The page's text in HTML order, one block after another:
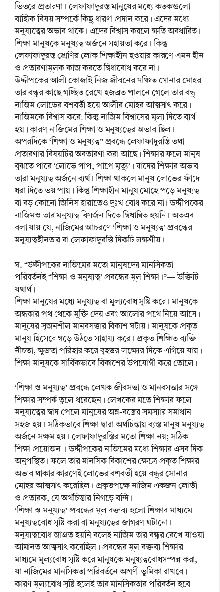
ভিতরে প্রতারণা। লেফাফাদুরস্ত মানুষের মধ্যে কতকগুলো
বাহ্যিক বিষয় সম্পর্কে কিছু ধারণা প্রদান করে। এদের মধ্যে
মনুষ্যত্বের অভাব থাকে। এদের বিশ্বাস করলে ক্ষতি অবধারিত।
শিক্ষা মানুষকে মনুষ্যত্ব অর্জনে সহায়তা করে। কিন্তু
লেফাফাদুরস্ত শ্রেণির লোক শিক্ষাহীন হওয়ার কারণে এমন হীন
ও প্রতারণামূলক কাজ করতে দ্বিধাবোধ করে না।
উদ্দীপকের আলী কোজাই নিজ জীবনের সঞ্চিত সোনার মোহর
তার বন্ধুর কাছে গচ্ছিত রেখে হজব্রত পালনে গেলে তার বন্ধু
নাজিম লোভের বশবর্তী হয়ে আলীর মোহর আত্মসাৎ করে।
নাজিমকে বিশ্বাস করে; কিন্তু নাজিম বিশ্বাসের মূল্য দিতে ব্যর্থ
হয়। কারণ নাজিমের শিক্ষা ও মনুষ্যত্বের অভাব ছিল।
অপরদিকে ‘শিক্ষা ও মনুষ্যত্ব” প্রবন্ধে লেফাফাদুরস্তি তথা
প্রতারণার বিষয়টির অবতারণা করা আছে। শিক্ষার ফলে মানুষ
বুঝতে পারে ‘লোভে পাপ, পাপে মৃত্যু’। যাদের শিক্ষার অভাব
তারা মনুষ্যত্ব অর্জনে ব্যর্থ। শিক্ষা থাকলে মানুষ লোভের ফাঁদে
ধরা দিতে ভয় পায়। কিন্তু শিক্ষাহীন মানুষ মোহে পড়ে মনুষ্যত্ব
বা বড় কোনো জিনিস হারাতেও দুঃখ বোধ করে না। উদ্দীপকের
নাজিমও তার মনুষ্যত্ব বিসর্জন দিতে দ্বিধান্বিত হয়নি। অতএব
বলা যায় যে, নাজিমের আচরণে ‘শিক্ষা ও মনুষ্যত্ব’ প্রবন্ধের
মনুষ্যত্বহীনতার বা লেফাফাদুরস্তি দিকটি লক্ষণীয়।
ঘ. “উদ্দীপকের নাজিমের মতো মানুষদের মানসিকতা
পরিবর্তনই “শিক্ষা ও মনুষ্যত্ব’ প্রবন্ধের মূল শিক্ষা।”— উক্তিটি
যথার্থ।
শিক্ষা মানুষের মধ্যে মনুষ্যত্ব বা মূল্যবোধ সৃষ্টি করে। মানুষকে
অন্ধকার পথ থেকে মুক্তি দেয় এবং আলোর পথে নিয়ে আসে।
মানুষের সৃজনশীল মানবসত্তার বিকাশ ঘটায়। মানুষকে প্রকৃত
মানুষ হিসেবে গড়ে উঠতে সাহায্য করে। প্রকৃত শিক্ষিত ব্যক্তি
নীচতা, ক্ষুদ্রতা পরিহার করে বৃহত্তর লক্ষ্যের দিকে এগিয়ে যায়।
শিক্ষা মানুষকে সার্বিকভাবে বিকাশের উপযোগী করে তোলে।
‘শিক্ষা ও মনুষ্যত্ব’ প্রবন্ধে লেখক জীবসত্তা ও মানবসত্তার সঙ্গে
শিক্ষার সম্পর্ক তুলে ধরেছেন। লেখকের মতে শিক্ষার ফলে
মনুষ্যত্বের স্বাদ পেলে মানুষের অন্ন-বস্ত্রের সমস্যার সমাধান
সহজ হয়। সঠিকভাবে শিক্ষা দ্বারা অর্থচিন্তায় ব্যস্ত মানুষ মনুষ্যত্ব
অর্জনে সক্ষম হয়। লেফাফাদুরস্তির মতো শিক্ষা নয়; সঠিক
শিক্ষা প্রয়োজন । উদ্দীপকের নাজিমের মধ্যে শিক্ষার এসব দিক
অনুপস্থিত। ফলে তার মানসিক বিকাশের ক্ষেত্রে প্রকৃত শিক্ষার
অভাব থাকার কারণেই লোভের বশবর্তী হয়ে বন্ধুর সোনার
মোহর আত্মসাৎ করেছিল। প্রকৃতপক্ষে নাজিম একজন লোভী
ও প্রতারক, যে অর্থচিন্তার নিগড়ে বন্দি।
‘শিক্ষা ও মনুষ্যত্ব’ প্রবন্ধের মূল বক্তব্য হলো শিক্ষার মাধ্যমে
মনুষ্যত্ববোধ সৃষ্টি করা বা মনুষ্যত্বের জাগরণ ঘটানো।
মনুষ্যত্ববোধ জাগ্রত হয়নি বলেই নাজিম তার বন্ধুর রেখে যাওয়া
আমানত আত্মসাৎ করেছিল। প্রবন্ধের মূল বক্তব্য শিক্ষার
মাধ্যমে মূল্যবোধ সৃষ্টি করে মানুষকে মনুষ্যত্ববোধসম্পন্ন করা,
যা নাজিমের মানসিকতা পরিবর্তনে অগ্রণী ভূমিকা রাখবে।
কারণ মূল্যবোধ সৃষ্টি হলেই তার মানসিকতার পরিবর্তন হবে।